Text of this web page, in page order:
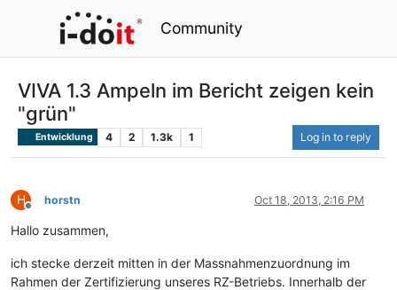
Community
VIVA 1.3 Ampeln im Bericht zeigen kein
"grün"
Entwicklung 4 2 1.3k 1 Log in to reply
H
Offline
horstn Oct 18, 2013, 2:16 PM
Hallo zusammen,
ich stecke derzeit mitten in der Massnahmenzuordnung im
Rahmen der Zertifizierung unseres RZ-Betriebs. Innerhalb der